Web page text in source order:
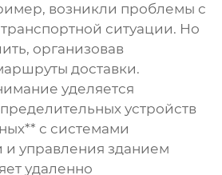
возникли проблемы с
ситуации. Но
организовав
доставки.
уделяется
устройств
с системами
и управления зданием
удаленно